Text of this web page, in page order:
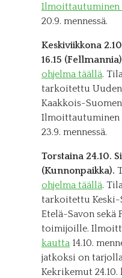
Ilmoittautuminen
20.9. mennessä.
Keskiviikkona
16.15
ohjelma täällä.
tarkoitettu
Kaakkois-
Ilmoittautuminen
23.9. mennessä.
Torstaina 24.10.
(Kunnonpaikka).
ohjelma täällä.
tarkoitettu Keski-
Etelä-Savon sekä
toimijoille.
kautta14.10.
jatkoksi on
Kekrikemut 24.10.